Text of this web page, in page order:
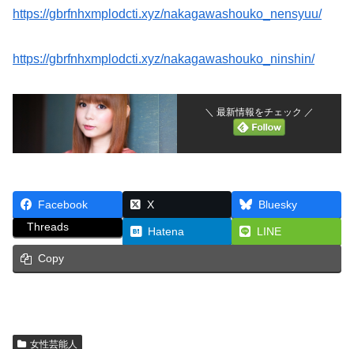
https://gbrfnhxmplodcti.xyz/nakagawashouko_nensyuu/
https://gbrfnhxmplodcti.xyz/nakagawashouko_ninshin/
＼ 最新情報をチェック ／
Facebook X
Bluesky
Threads
Hatena LINE
Copy
女性芸能人